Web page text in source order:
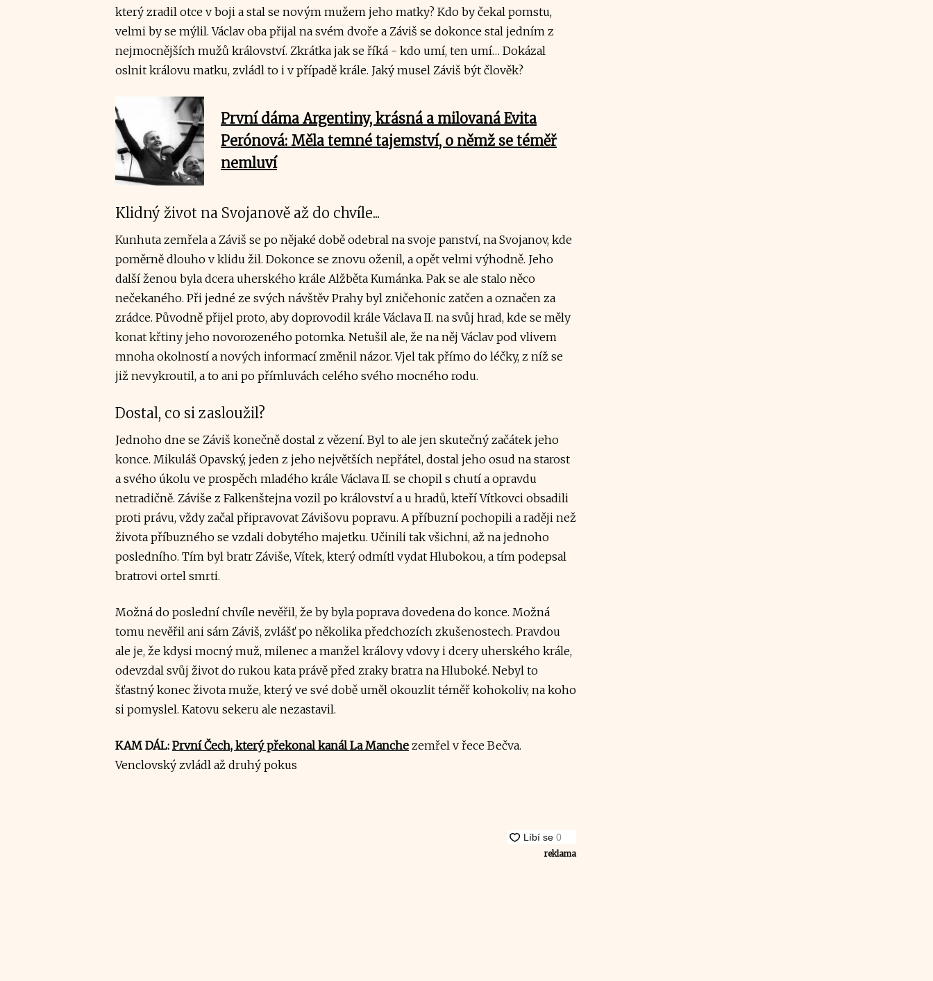
který zradil otce v boji a stal se novým mužem jeho matky? Kdo by čekal pomstu,
velmi by se mýlil. Václav oba přijal na svém dvoře a Záviš se dokonce stal jedním z
nejmocnějších mužů království. Zkrátka jak se říká - kdo umí, ten umí… Dokázal
oslnit královu matku, zvládl to i v případě krále. Jaký musel Záviš být člověk?
První dáma Argentiny, krásná a milovaná Evita
Perónová: Měla temné tajemství, o němž se téměř
nemluví
Klidný život na Svojanově až do chvíle...
Kunhuta zemřela a Záviš se po nějaké době odebral na svoje panství, na Svojanov, kde
poměrně dlouho v klidu žil. Dokonce se znovu oženil, a opět velmi výhodně. Jeho
další ženou byla dcera uherského krále Alžběta Kumánka. Pak se ale stalo něco
nečekaného. Při jedné ze svých návštěv Prahy byl zničehonic zatčen a označen za
zrádce. Původně přijel proto, aby doprovodil krále Václava II. na svůj hrad, kde se měly
konat křtiny jeho novorozeného potomka. Netušil ale, že na něj Václav pod vlivem
mnoha okolností a nových informací změnil názor. Vjel tak přímo do léčky, z níž se
již nevykroutil, a to ani po přímluvách celého svého mocného rodu.
Dostal, co si zasloužil?
Jednoho dne se Záviš konečně dostal z vězení. Byl to ale jen skutečný začátek jeho
konce. Mikuláš Opavský, jeden z jeho největších nepřátel, dostal jeho osud na starost
a svého úkolu ve prospěch mladého krále Václava II. se chopil s chutí a opravdu
netradičně. Záviše z Falkenštejna vozil po království a u hradů, kteří Vítkovci obsadili
proti právu, vždy začal připravovat Závišovu popravu. A příbuzní pochopili a raději než
života příbuzného se vzdali dobytého majetku. Učinili tak všichni, až na jednoho
posledního. Tím byl bratr Záviše, Vítek, který odmítl vydat Hlubokou, a tím podepsal
bratrovi ortel smrti.
Možná do poslední chvíle nevěřil, že by byla poprava dovedena do konce. Možná
tomu nevěřil ani sám Záviš, zvlášť po několika předchozích zkušenostech. Pravdou
ale je, že kdysi mocný muž, milenec a manžel královy vdovy i dcery uherského krále,
odevzdal svůj život do rukou kata právě před zraky bratra na Hluboké. Nebyl to
šťastný konec života muže, který ve své době uměl okouzlit téměř kohokoliv, na koho
si pomyslel. Katovu sekeru ale nezastavil.
KAM DÁL: První Čech, který překonal kanál La Manche zemřel v řece Bečva.
Venclovský zvládl až druhý pokus
reklama